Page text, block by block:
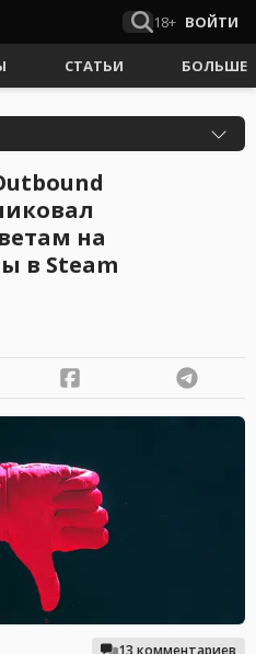
18+ ВОЙТИ
СТАТЬИ БОЛЬШЕ
на
в Steam